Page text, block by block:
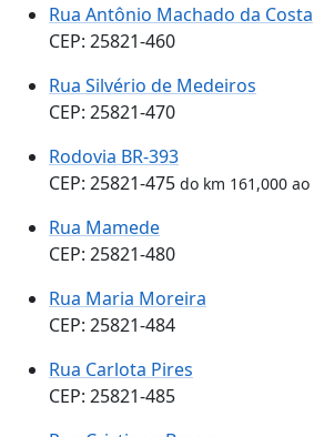
Rua Antônio Machado da Costa
CEP: 25821-460
Rua Silvério de Medeiros
CEP: 25821-470
Rodovia BR-393
CEP: 25821-475 do km 161,000
Rua Mamede
CEP: 25821-480
Rua Maria Moreira
CEP: 25821-484
Rua Carlota Pires
CEP: 25821-485